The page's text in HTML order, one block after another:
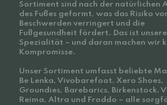
Sortiment sind nach der natürlichen
des Fußes geformt, was das Risiko
Beschwerden verringert und die
Fußgesundheit fördert. Das ist unsere
Spezialität – und daran machen wir
Kompromisse.
Unser Sortiment umfasst beliebte
Be Lenka, Vivobarefoot, Xero Shoes,
Groundies, Barebarics, Birkenstock,
Reima, Altra und Froddo – alle